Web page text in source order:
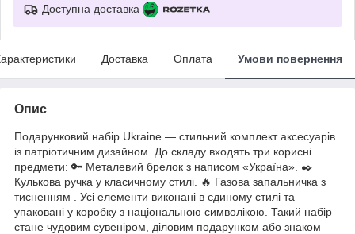
Доступна доставка
Доставка Оплата Умови повернення
Опис
Подарунковий набір Ukraine — стильний комплект аксесуарів
із патріотичним дизайном. До складу входять три корисні
предмети: 🔑 Металевий брелок з написом «Україна». ✒️
Кулькова ручка у класичному стилі. 🔥 Газова запальничка з
тисненням . Усі елементи виконані в єдиному стилі та
упаковані у коробку з національною символікою. Такий набір
стане чудовим сувеніром, діловим подарунком або знаком